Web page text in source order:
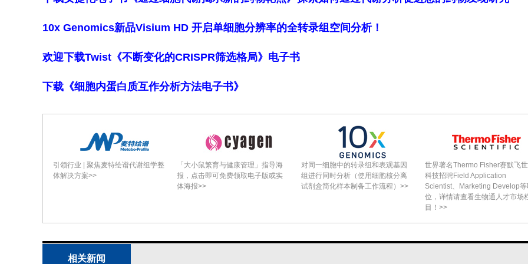
10x Genomics新品Visium HD 开启单细胞分辨率的全转录组空间分析！
欢迎下载Twist《不断变化的CRISPR筛选格局》电子书
下载《细胞内蛋白质互作分析方法电子书》
引领行业 | 聚焦麦特绘谱代谢组学整
体解决方案>>
「大小鼠繁育与健康管理」指导海
报，点击即可免费领取电子版或实
体海报>>
对同一细胞中的转录组和表观基因
组进行同时分析（使用细胞核分离
试剂盒简化样本制备工作流程）>>
世界著名Thermo Fisher赛默飞
科技招聘Field Application
Scientist、Marketing Develop等
位，详情请查看生物通人才市场
目！>>
相关新闻